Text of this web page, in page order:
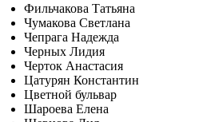
Фильчакова Татьяна
Чумакова Светлана
Чепрага Надежда
Черных Лидия
Черток Анастасия
Цатурян Константин
Цветной бульвар
Шароева Елена